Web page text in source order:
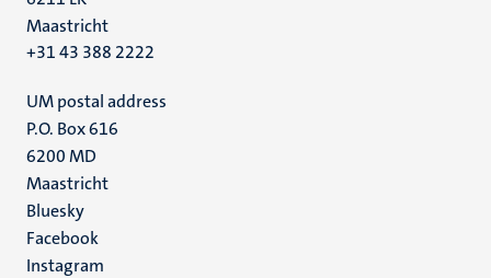
Maastricht
+31 43 388 2222
UM postal address
P.O. Box 616
6200 MD
Maastricht
Social
media
Bluesky
Facebook
Instagram